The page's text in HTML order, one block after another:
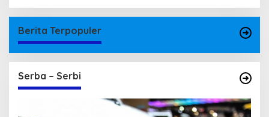
Berita Terpopuler
Serba – Serbi